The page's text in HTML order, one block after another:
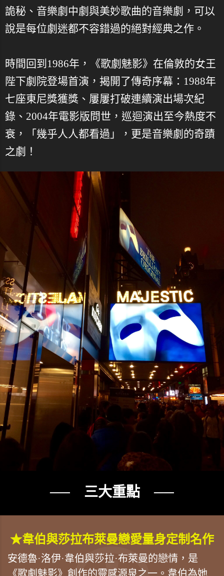
詭秘、音樂劇中劇與美妙歌曲的音樂劇，可以
說是每位劇迷都不容錯過的絕對經典之作。
時間回到1986年，《歌劇魅影》在倫敦的女王
陛下劇院登場首演，揭開了傳奇序幕：1988年
七座東尼獎獲獎、屢屢打破連續演出場次紀
錄、2004年電影版問世，巡迴演出至今熱度不
衰，「幾乎人人都看過」，更是音樂劇的奇蹟
之劇！
── 三大重點 ──
★韋伯與莎拉布萊曼戀愛量身定制名作
安德魯·洛伊·韋伯與莎拉·布萊曼的戀情，是
《歌劇魅影》創作的靈感源泉之一。韋伯為她